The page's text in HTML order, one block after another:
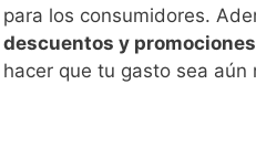
para los consumidores.
descuentos y promociones
hacer que tu gasto sea aún